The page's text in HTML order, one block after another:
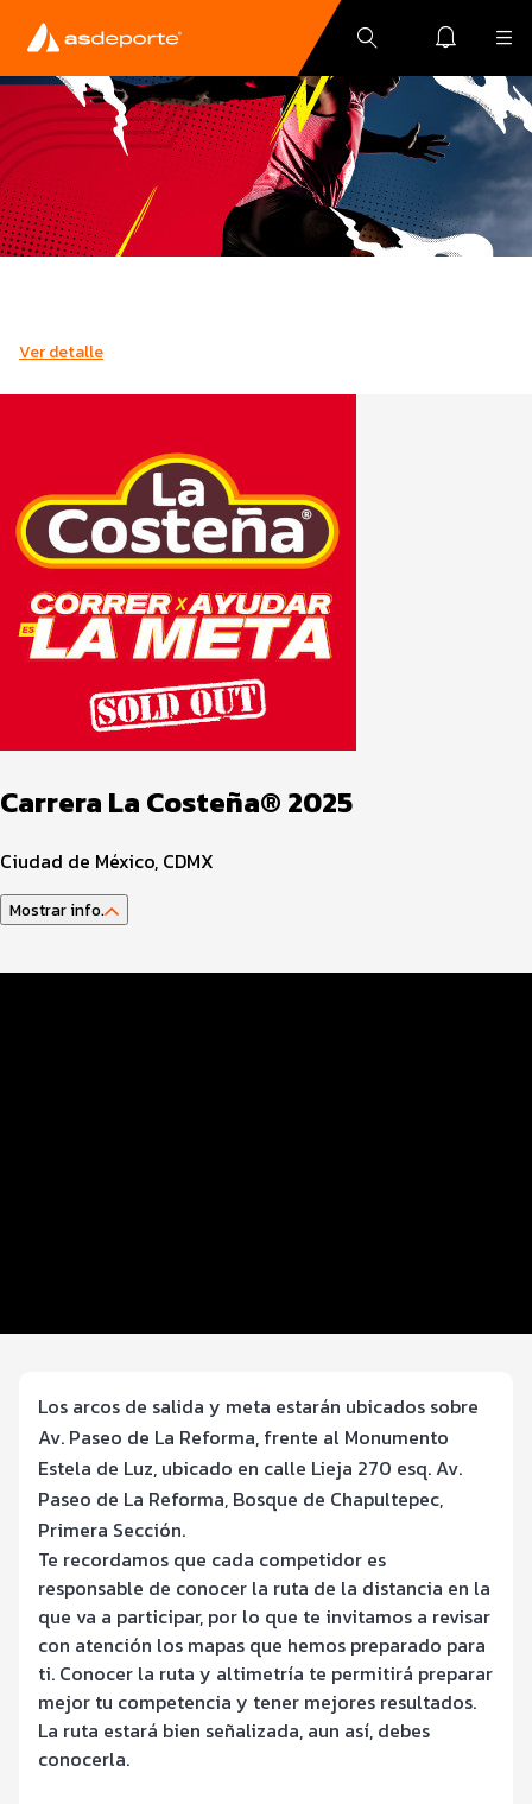
Ver detalle
Carrera La Costeña® 2025
Ciudad de México, CDMX
Mostrar info.
Los arcos de salida y meta estarán ubicados sobre
Av. Paseo de La Reforma, frente al Monumento
Estela de Luz, ubicado en calle Lieja 270 esq. Av.
Paseo de La Reforma, Bosque de Chapultepec,
Primera Sección.
Te recordamos que cada competidor es
responsable de conocer la ruta de la distancia en la
que va a participar, por lo que te invitamos a revisar
con atención los mapas que hemos preparado para
ti. Conocer la ruta y altimetría te permitirá preparar
mejor tu competencia y tener mejores resultados.
La ruta estará bien señalizada, aun así, debes
conocerla.